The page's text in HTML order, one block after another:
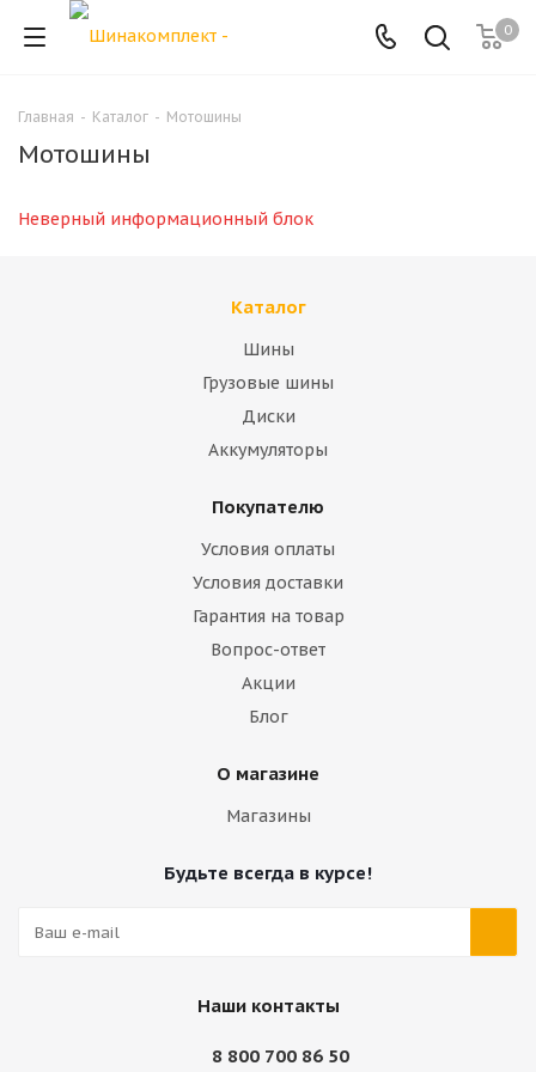
0
Главная - Каталог - Мотошины
Мотошины
Неверный информационный блок
Каталог
Шины
Грузовые шины
Диски
Аккумуляторы
Покупателю
Условия оплаты
Условия доставки
Гарантия на товар
Вопрос-ответ
Акции
Блог
О магазине
Магазины
Будьте всегда в курсе!
Наши контакты
8 800 700 86 50